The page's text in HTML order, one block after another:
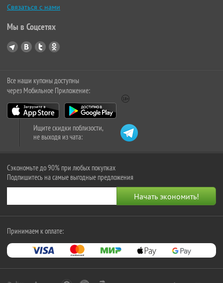
Связаться с нами
Мы в Соцсетях
Все наши купоны доступны
через Мобильное Приложение:
Ищите скидки поблизости,
не выходя из чата:
Сэкономьте до 90% при любых покупках
Подпишитесь на самые выгодные предложения
Принимаем к оплате: